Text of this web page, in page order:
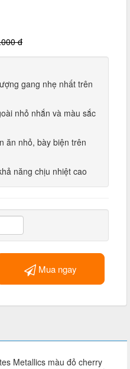
đ
gang nhẹ nhất trên
nhỏ nhắn và màu sắc
ăn nhỏ, bày biện trên
năng chịu nhiệt cao
Mua ngay
Metallics màu đỏ cherry